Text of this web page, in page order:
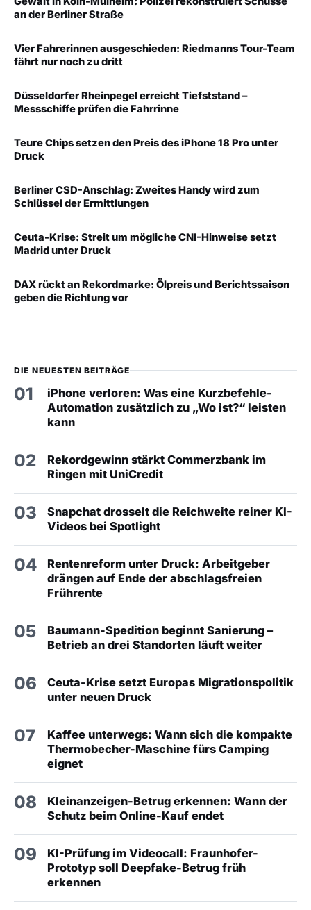
an der Berliner Straße
Vier Fahrerinnen ausgeschieden: Riedmanns Tour-Team
fährt nur noch zu dritt
Düsseldorfer Rheinpegel erreicht Tiefststand –
Messschiffe prüfen die Fahrrinne
Teure Chips setzen den Preis des iPhone 18 Pro unter
Druck
Berliner CSD-Anschlag: Zweites Handy wird zum
Schlüssel der Ermittlungen
Ceuta-Krise: Streit um mögliche CNI-Hinweise setzt
Madrid unter Druck
DAX rückt an Rekordmarke: Ölpreis und Berichtssaison
geben die Richtung vor
DIE NEUESTEN BEITRÄGE
01
iPhone verloren: Was eine Kurzbefehle-
Automation zusätzlich zu „Wo ist?“ leisten
kann
02
Rekordgewinn stärkt Commerzbank im
Ringen mit UniCredit
03
Snapchat drosselt die Reichweite reiner KI-
Videos bei Spotlight
04
Rentenreform unter Druck: Arbeitgeber
drängen auf Ende der abschlagsfreien
Frührente
05
Baumann-Spedition beginnt Sanierung –
Betrieb an drei Standorten läuft weiter
06
Ceuta-Krise setzt Europas Migrationspolitik
unter neuen Druck
07
Kaffee unterwegs: Wann sich die kompakte
Thermobecher-Maschine fürs Camping
eignet
08
Kleinanzeigen-Betrug erkennen: Wann der
Schutz beim Online-Kauf endet
09
KI-Prüfung im Videocall: Fraunhofer-
Prototyp soll Deepfake-Betrug früh
erkennen